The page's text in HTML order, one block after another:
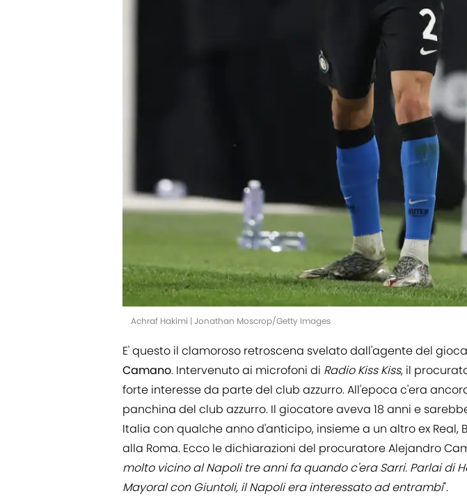
Achraf Hakimi | Jonathan Moscrop/Getty Images
E' questo il clamoroso retroscena svelato dall'agente del
Camano. Intervenuto ai microfoni di Radio Kiss Kiss, il
forte interesse da parte del club azzurro. All'epoca c'era
panchina del club azzurro. Il giocatore aveva 18 anni e
Italia con qualche anno d'anticipo, insieme a un altro ex Real,
alla Roma. Ecco le dichiarazioni del procuratore Alejandro
molto vicino al Napoli tre anni fa quando c'era Sarri. Parlai di
Mayoral con Giuntoli, il Napoli era interessato ad entrambi".